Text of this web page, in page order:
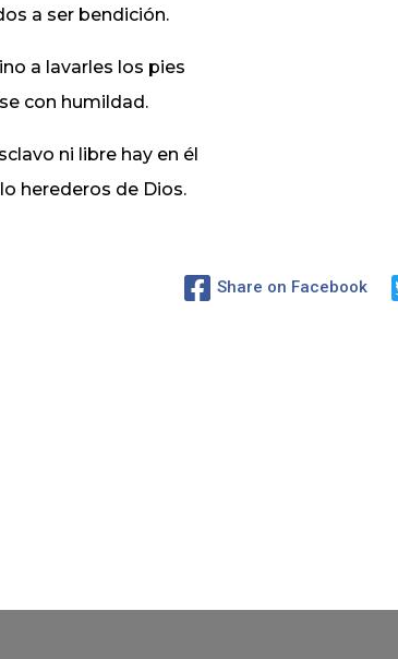
a ser bendición.
a lavarles los pies
con humildad.
ni libre hay en él
herederos de Dios.
Share on Facebook